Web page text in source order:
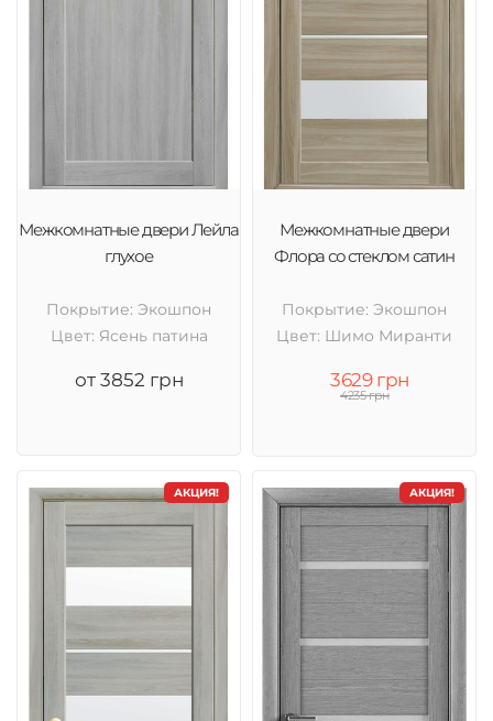
Межкомнатные двери Лейла
глухое
Покрытие: Экошпон
Цвет: Ясень патина
от 3852 грн
Межкомнатные двери
Флора со стеклом сатин
Покрытие: Экошпон
Цвет: Шимо Миранти
3629 грн
4235 грн
АКЦИЯ! АКЦИЯ!